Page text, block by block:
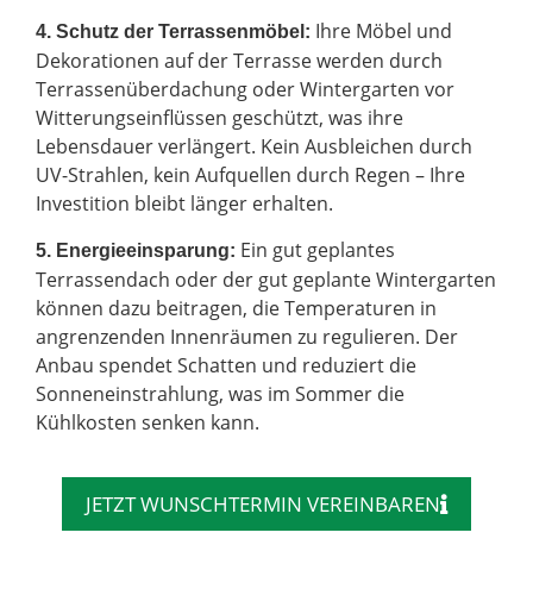
4. Schutz der Terrassenmöbel: Ihre Möbel und
Dekorationen auf der Terrasse werden durch
Terrassenüberdachung oder Wintergarten vor
Witterungseinflüssen geschützt, was ihre
Lebensdauer verlängert. Kein Ausbleichen durch
UV-Strahlen, kein Aufquellen durch Regen – Ihre
Investition bleibt länger erhalten.
5. Energieeinsparung: Ein gut geplantes
Terrassendach oder der gut geplante Wintergarten
können dazu beitragen, die Temperaturen in
angrenzenden Innenräumen zu regulieren. Der
Anbau spendet Schatten und reduziert die
Sonneneinstrahlung, was im Sommer die
Kühlkosten senken kann.
JETZT WUNSCHTERMIN VEREINBAREN